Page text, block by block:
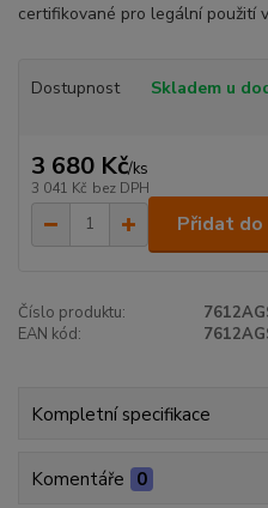
certifikované pro legální použití
Dostupnost Skladem u
3 680 Kč/ks
3 041 Kč bez DPH
Přidat do
Číslo produktu:
EAN kód:
Kompletní specifikace
Komentáře 0